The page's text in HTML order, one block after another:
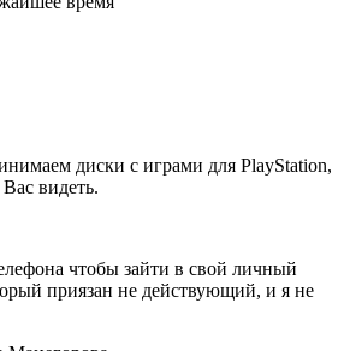
диски с играми для PlayStation,
видеть.
чтобы зайти в свой личный
приязан не действующий, и я не